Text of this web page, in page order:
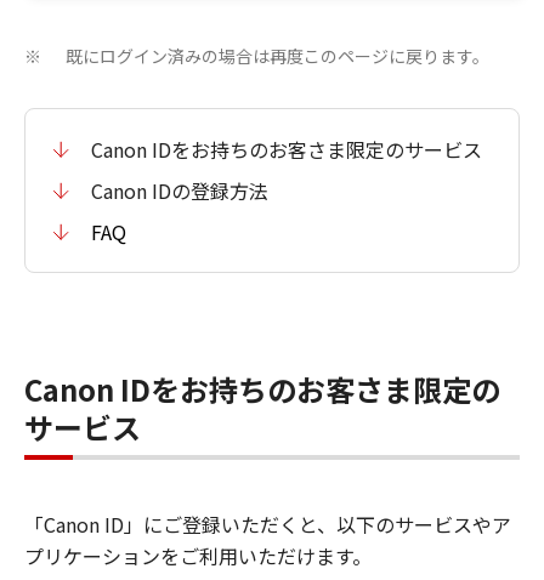
※ 既にログイン済みの場合は再度このページに戻ります。
Canon IDをお持ちのお客さま限定のサービス
Canon IDの登録方法
FAQ
Canon IDをお持ちのお客さま限定の
サービス
「Canon ID」にご登録いただくと、以下のサービスやア
プリケーションをご利用いただけます。